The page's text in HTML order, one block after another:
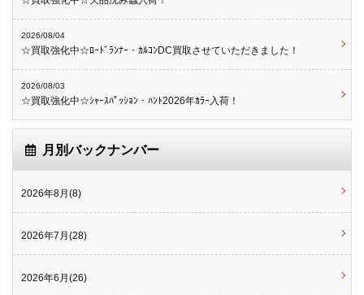
2026/08/04
☆買取強化中☆ﾛｰﾄﾞﾗﾝﾅｰ・ｶﾙｺﾝDC買取させていただきました！
2026/08/03
☆買取強化中☆ｼｬｰｽﾊﾟｯｼｮﾝ・ﾊﾝﾄ2026年ｶﾗｰ入荷！
月別バックナンバー
2026年8月(8)
2026年7月(28)
2026年6月(26)